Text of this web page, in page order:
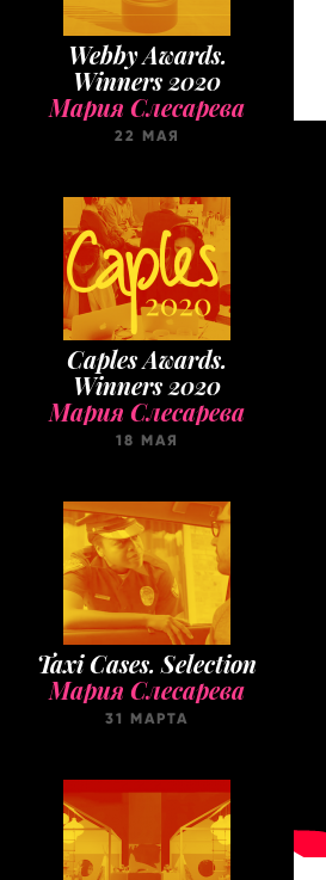
Webby Awards.
Winners 2020
Мария Слесарева
22 МАЯ
Caples Awards.
Winners 2020
Мария Слесарева
18 МАЯ
Taxi Cases. Selection
Мария Слесарева
31 МАРТА